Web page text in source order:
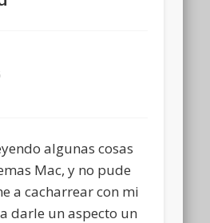
algunas cosas
Mac, y no pude
a cacharrear con mi
darle un aspecto un